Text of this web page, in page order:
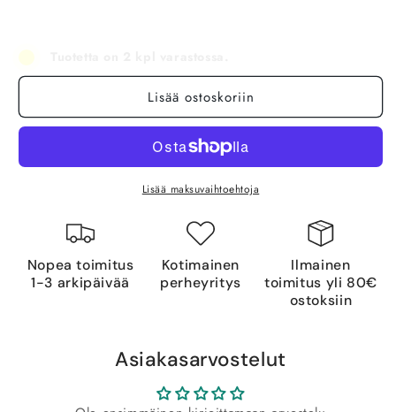
Lisää ostoskoriin
Lisää maksuvaihtoehtoja
Nopea toimitus
1-3 arkipäivää
Kotimainen
perheyritys
Ilmainen
toimitus yli 80€
ostoksiin
Asiakasarvostelut